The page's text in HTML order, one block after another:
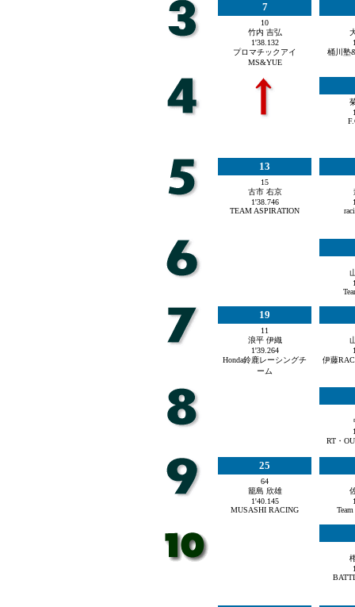
7
10
竹内 吉弘
1'38.132
プロマチックアイ
MS&YUE
桶川塾
13
15
古市 右京
1'38.746
TEAM ASPIRATION
19
11
浪平 伊織
1'39.264
Honda鈴鹿レーシングチ
ーム
伊藤
RT・
25
64
籠島 欣雄
1'40.145
MUSASHI RACING